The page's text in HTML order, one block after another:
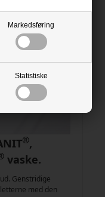
Markedsføring
Statistiske
®,
vaske.
Genstridige
med den